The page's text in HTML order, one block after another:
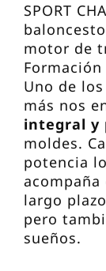
SPORT
motor de
Uno de
más nos
integral y
moldes.
potencia
largo
pero
sueños.